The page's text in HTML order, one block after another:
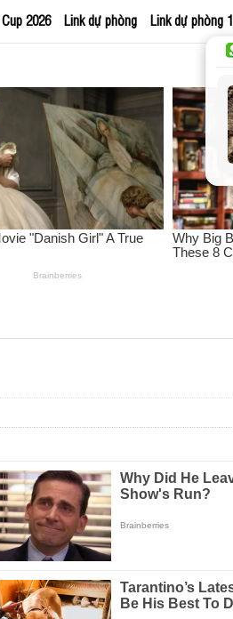
Cup 2026 Link dự phòng Link dự phòng 1